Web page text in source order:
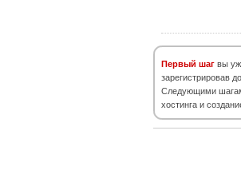
Первый шаг вы
зарегистрировав
Следующими
хостинга и